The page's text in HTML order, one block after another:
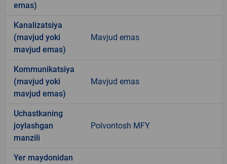
emas)
Kanalizatsiya
(mavjud yoki
mavjud emas)
Mavjud emas
Kommunikatsiya
(mavjud yoki
mavjud emas)
Mavjud emas
Uchastkaning
joylashgan
manzili
Polvontosh MFY
Yer maydonidan